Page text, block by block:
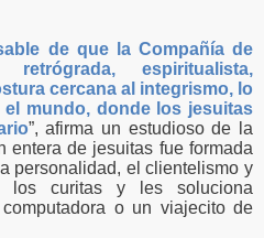
de que la Compañía de
espiritualista,
cercana al integrismo, lo
mundo, donde los jesuitas
”, afirma un estudioso de la
entera de jesuitas fue formada
personalidad, el clientelismo y
los curitas y les soluciona
o un viajecito de